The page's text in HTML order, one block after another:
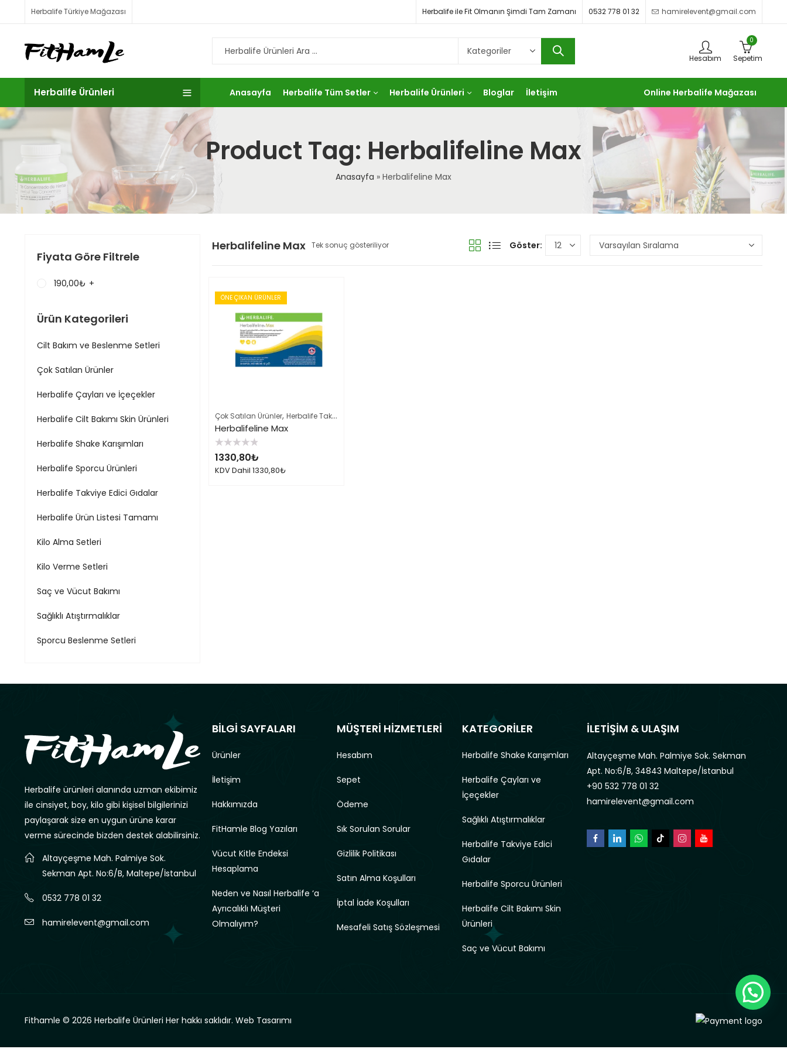
Herbalife Türkiye Mağazası Herbalife ile Fit Olmanın Şimdi Tam Zamanı 0532 778 01 32 hamirelevent@gmail.com
Hesabım
0
Sepetim
Herbalife Ürünleri Anasayfa Herbalife Tüm Setler Herbalife Ürünleri Bloglar İletişim Online Herbalife Mağazası
Product Tag: Herbalifeline Max
Anasayfa » Herbalifeline Max
Herbalifeline Max Tek sonuç gösteriliyor Göster:
ÖNE ÇIKAN ÜRÜNLER
Çok Satılan Ürünler, Herbalife Takviye Edici Gıdalar
Herbalifeline Max
5
üzerinden
0
oy
1330,80₺
KDV Dahil 1330,80₺
Fiyata Göre Filtrele
190,00₺ +
Ürün Kategorileri
Cilt Bakım ve Beslenme Setleri
Çok Satılan Ürünler
Herbalife Çayları ve İçeçekler
Herbalife Cilt Bakımı Skin Ürünleri
Herbalife Shake Karışımları
Herbalife Sporcu Ürünleri
Herbalife Takviye Edici Gıdalar
Herbalife Ürün Listesi Tamamı
Kilo Alma Setleri
Kilo Verme Setleri
Saç ve Vücut Bakımı
Sağlıklı Atıştırmalıklar
Sporcu Beslenme Setleri
Herbalife ürünleri alanında uzman ekibimiz
ile cinsiyet, boy, kilo gibi kişisel bilgilerinizi
paylaşarak size en uygun ürüne karar
verme sürecinde bizden destek alabilirsiniz.
Altayçeşme Mah. Palmiye Sok.
Sekman Apt. No:6/B, Maltepe/İstanbul
0532 778 01 32
hamirelevent@gmail.com
BİLGİ SAYFALARI
Ürünler
İletişim
Hakkımızda
FitHamle Blog Yazıları
Vücut Kitle Endeksi
Hesaplama
Neden ve Nasıl Herbalife ‘a
Ayrıcalıklı Müşteri
Olmalıyım?
MÜŞTERİ HİZMETLERİ
Hesabım
Sepet
Ödeme
Sık Sorulan Sorular
Gizlilik Politikası
Satın Alma Koşulları
İptal İade Koşulları
Mesafeli Satış Sözleşmesi
KATEGORİLER
Herbalife Shake Karışımları
Herbalife Çayları ve
İçeçekler
Sağlıklı Atıştırmalıklar
Herbalife Takviye Edici
Gıdalar
Herbalife Sporcu Ürünleri
Herbalife Cilt Bakımı Skin
Ürünleri
Saç ve Vücut Bakımı
İLETİŞİM & ULAŞIM
Altayçeşme Mah. Palmiye Sok. Sekman
Apt. No:6/B, 34843 Maltepe/İstanbul
+90 532 778 01 32
hamirelevent@gmail.com
Fithamle © 2026 Herbalife Ürünleri Her hakkı saklıdır. Web Tasarımı